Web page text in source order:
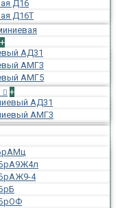
Д16
Д16Т
+
АД31
АМГ3
АМГ5
+
АД31
АМГ3
4